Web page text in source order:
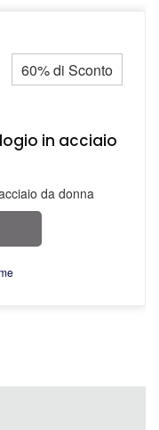
60% di Sconto
in acciaio
da donna